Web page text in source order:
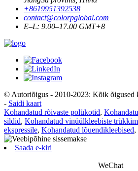
+8619951392538
contact@colorpglobal.com
E–L: 9.00–17.00 GMT+8
© Autoriõigus - 2010-2023: Kõik õigused
- Saidi kaart
Kohandatud rõivaste polükotid,
sildid, Kohandatud vinüülkleebiste
ekspressile, Kohandatud lõuendikleebised,
Saada e-kiri
WeChat